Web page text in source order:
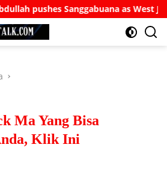
Sanggabuana as West Java’s
Ma Yang Bisa
Klik Ini